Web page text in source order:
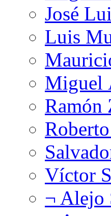
José
Luis
Miguel
Ramón
Víctor
¬ Alejo